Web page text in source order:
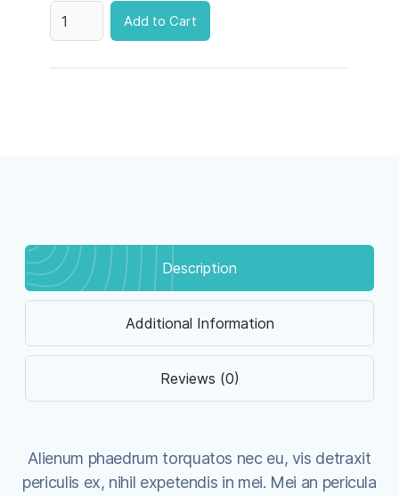
Description
Additional Information
Reviews (0)
Alienum phaedrum torquatos nec eu, vis detraxit
periculis ex, nihil expetendis in mei. Mei an pericula